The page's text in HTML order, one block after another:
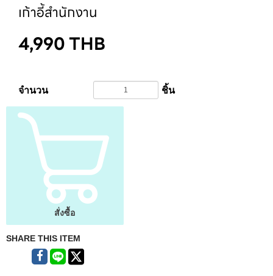
เก้าอี้สำนักงาน
4,990THB
จำนวน ชิ้น
สั่งซื้อ
SHARE THIS ITEM